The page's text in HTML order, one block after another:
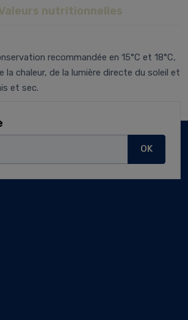
nutritionnelles
recommandée en 15°C et 18°C,
la chaleur, de la lumière directe du soleil et
et sec.
OK